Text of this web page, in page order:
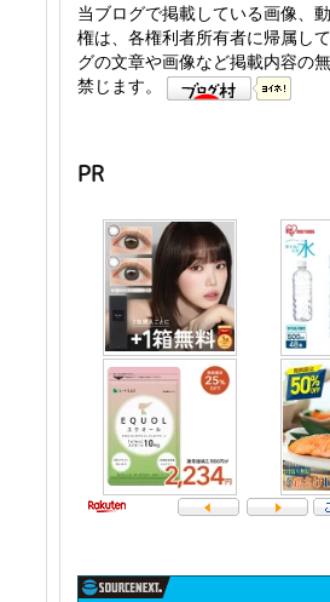
当ブログで掲載している画像、
権は、各権利者所有者に帰属し
グの文章や画像など掲載内容の
禁じます。
PR